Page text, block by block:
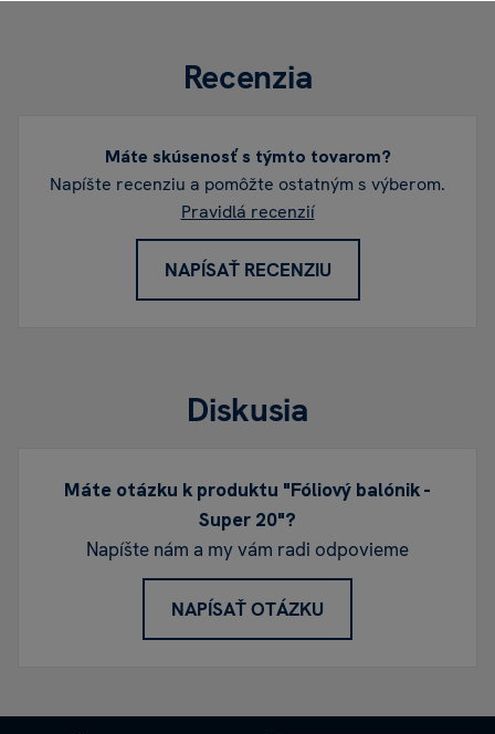
Recenzia
Máte skúsenosť s týmto tovarom?
Napíšte recenziu a pomôžte ostatným s výberom.
Pravidlá recenzií
NAPÍSAŤ RECENZIU
Diskusia
Máte otázku k produktu "Fóliový balónik -
Super 20"?
Napíšte nám a my vám radi odpovieme
NAPÍSAŤ OTÁZKU